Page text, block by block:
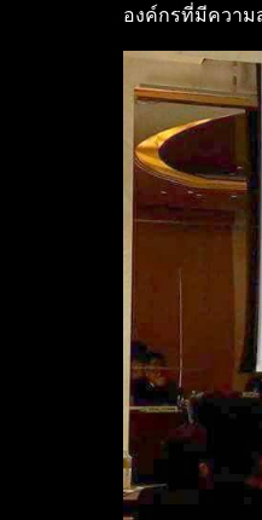
องค์กรที่มีควา